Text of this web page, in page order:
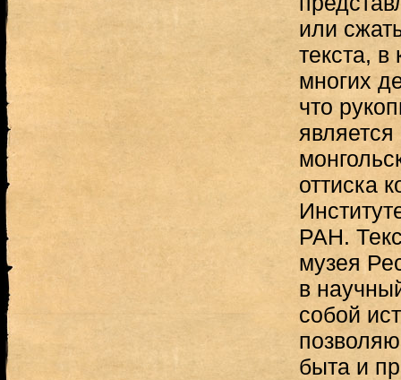
или
текста, в
многих
что
является
оттиска
РАН.
музея
в
собой
быта и